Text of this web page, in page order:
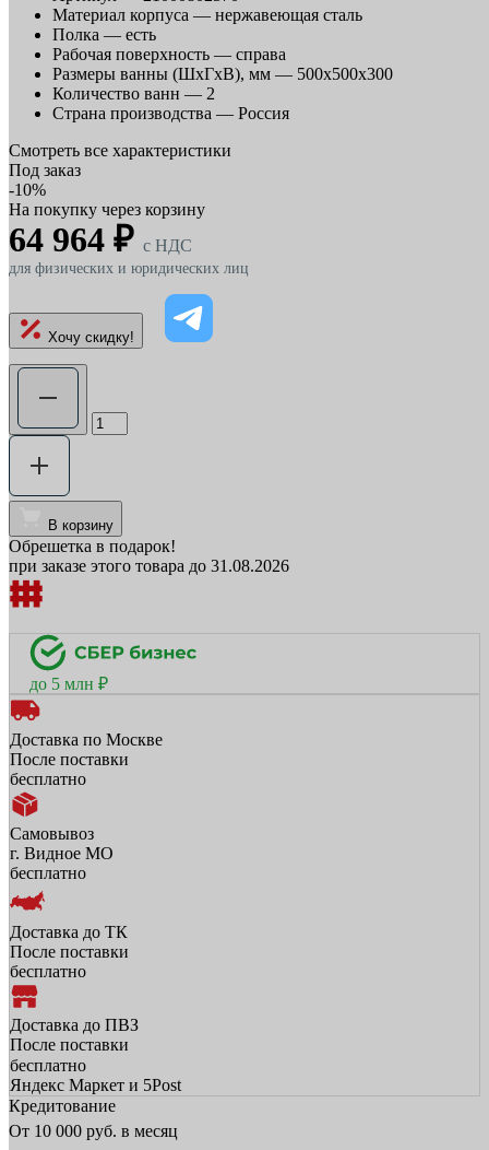
Материал корпуса — нержавеющая сталь
Полка — есть
Рабочая поверхность — справа
Размеры ванны (ШхГхВ), мм — 500x500x300
Количество ванн — 2
Страна производства — Россия
Смотреть все характеристики
Под заказ
-10%
На покупку через корзину
64 964 ₽ c НДС
для физических и юридических лиц
Хочу скидку!
В корзину
Обрешетка в подарок!
при заказе этого товара до 31.08.2026
до 5 млн ₽
Доставка по Москве
После поставки
бесплатно
Самовывоз
г. Видное МО
бесплатно
Доставка до ТК
После поставки
бесплатно
Доставка до ПВЗ
После поставки
бесплатно
Яндекс Маркет и 5Post
Кредитование
От 10 000 руб. в месяц